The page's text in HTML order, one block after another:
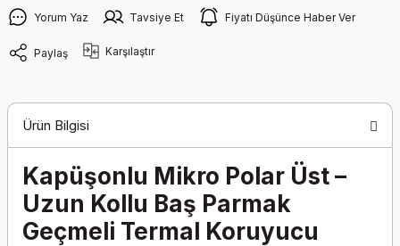
Yorum Yaz Tavsiye Et Fiyatı Düşünce Haber Ver
Paylaş Karşılaştır
Ürün Bilgisi
Kapüşonlu Mikro Polar Üst –
Uzun Kollu Baş Parmak
Geçmeli Termal Koruyucu